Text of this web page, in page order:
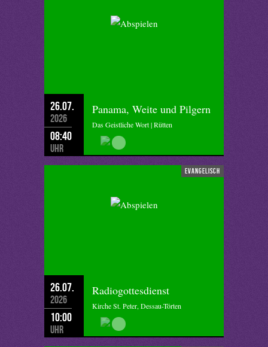
26.07.
2026
08:40
Uhr
Panama, Weite und Pilgern
Das Geistliche Wort | Rütten
evangelisch
26.07.
2026
10:00
Uhr
Radiogottesdienst
Kirche St. Peter, Dessau-Törten